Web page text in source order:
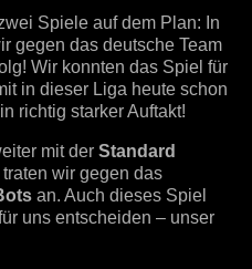
Spiele auf dem Plan: In
gegen das deutsche Team
Wir konnten das Spiel für
in dieser Liga heute schon
richtig starker Auftakt!
mit der Standard
traten wir gegen das
an. Auch dieses Spiel
uns entscheiden – unser